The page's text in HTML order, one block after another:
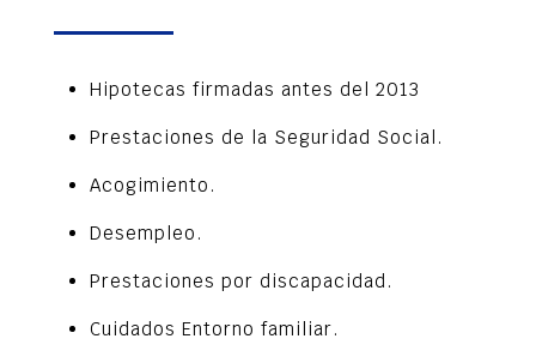
Hipotecas firmadas antes del 2013
Prestaciones de la Seguridad Social.
Acogimiento.
Desempleo.
Prestaciones por discapacidad.
Cuidados Entorno familiar.